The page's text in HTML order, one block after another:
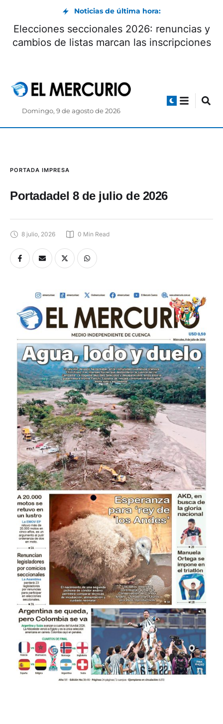
Noticias de última hora:
Elecciones seccionales 2026: renuncias y
cambios de listas marcan las inscripciones
Domingo, 9 de agosto de 2026
PORTADA IMPRESA
Portadadel 8 de julio de 2026
8 julio, 2026 0 Min Read